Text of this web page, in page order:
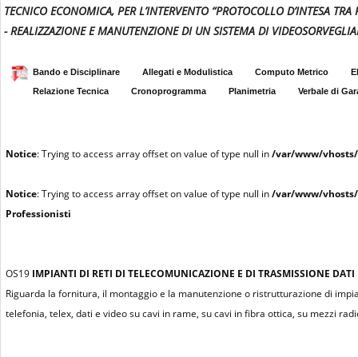
TECNICO ECONOMICA, PER L’INTERVENTO “PROTOCOLLO D’INTESA
- REALIZZAZIONE E MANUTENZIONE DI UN SISTEMA DI
Bando e Disciplinare Allegati e Modulistica Computo Metrico
Relazione Tecnica
Cronoprogramma Planimetria Verbale di
Notice: Trying to access array offset on value of type null in/var/www/
Notice: Trying to access array offset on value of type null in/var/www/
Professionisti
OS19 IMPIANTI DI RETI DI TELECOMUNICAZIONE E DI TRASMISSIONE DATI
Riguarda la fornitura, il montaggio e la manutenzione o ristrutturazione di
telefonia, telex, dati e video su cavi in rame, su cavi in fibra ottica, su mezzi